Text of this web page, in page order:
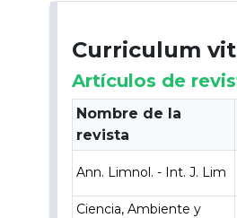
Curriculum
Artículos de
Nombre de la
revista
Ann. Limnol. - Int. J. Lim
Ciencia, Ambiente y